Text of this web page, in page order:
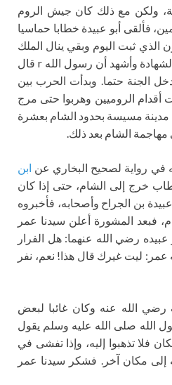
ولكن مع ذلك كان جيش الروم
فألقى أبو عبيدة خطابا حماسيا
الذي ثبت اليوم وبقي ينال الملك
والمال والذي استُشهد ينال الشهادة وأشهد أن رسول الله r قال
الجنة حتما. وبدأت الحرب بين
أقدام الروميين وهربوا حتى مرج
مدينة مسيسة بحدود الشام بعشرة
مهاجمة الشام بعد ذلك.
في رواية لصحيح البخاري عن ابن
خرج إلى الشام، حتى إذا كان
عبيدة بن الجراح وأصحابه، فأخبروه
فبعد المشورة أعلن سيدنا عمر
عبيده رضي الله عنهما: هل الفرار
ليت غيرك قال هذا! نعم، نفر
الله عنه وكان غائبا لبعض
الله صلى الله عليه وسلم يقول
فلا تذهبوا إليه، وإذا تفشى في
إلى مكان آخر. فشكر سيدنا عمر